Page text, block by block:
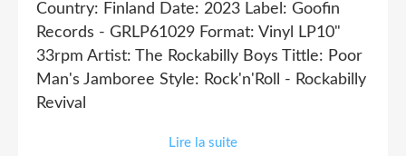
Country: Finland Date: 2023 Label: Goofin
Records - GRLP61029 Format: Vinyl LP10"
33rpm Artist: The Rockabilly Boys Tittle: Poor
Man's Jamboree Style: Rock'n'Roll - Rockabilly
Revival
Lire la suite